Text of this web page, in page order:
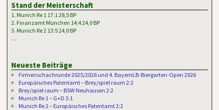
Stand der Meisterschaft
1. Munich Re 1 17:1 28,5 BP
2. Finanzamt München 14:4 24,0 BP
3. Munich Re 2 13:5 24,0 BP
…
Neueste Beiträge
Firmenschachrunde 2025/2026 und 4. BayernLB-Biergarten-Open 2026
Europäisches Patentamt – Brey/spiel raum 2:2
Brey/spiel raum – BSW Neuhausen 2:2
Munich Re 1 – G+D 3:1
Munich Re 2 – Europäisches Patentamt 2:2